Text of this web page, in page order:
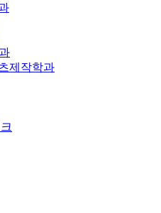
제작학과